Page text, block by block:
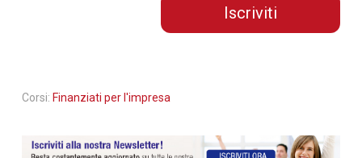
Iscriviti
Corsi: Finanziati per l'impresa